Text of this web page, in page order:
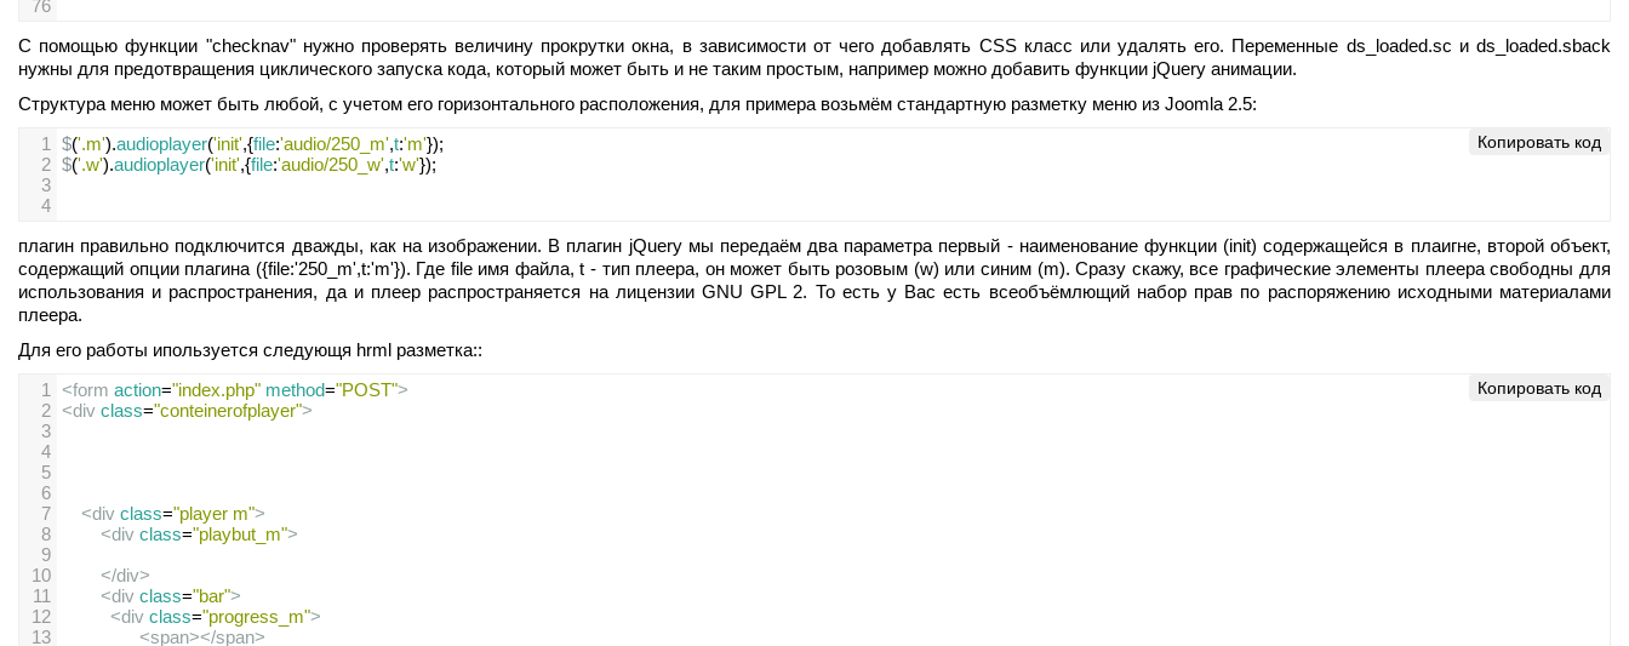
76
С помощью функции "checknav" нужно проверять величину прокрутки окна, в зависимости от чего добавлять CSS класс или удалять его. Переменные ds_loaded.sc и ds_loaded.sback
нужны для предотвращения циклического запуска кода, который может быть и не таким простым, например можно добавить функции jQuery анимации.
Структура меню может быть любой, с учетом его горизонтального расположения, для примера возьмём стандартную разметку меню из Joomla 2.5:
1
$('.m').audioplayer('init',{file:'audio/250_m',t:'m'});
2 $('.w').audioplayer('init',{file:'audio/250_w',t:'w'});
3
4
Копировать код
плагин правильно подключится дважды, как на изображении. В плагин jQuery мы передаём два параметра первый - наименование функции (init) содержащейся в плаигне, второй объект,
содержащий опции плагина ({file:'250_m',t:'m'}). Где file имя файла, t - тип плеера, он может быть розовым (w) или синим (m). Сразу скажу, все графические элементы плеера свободны для
использования и распространения, да и плеер распространяется на лицензии GNU GPL 2. То есть у Вас есть всеобъёмлющий набор прав по распоряжению исходными материалами
плеера.
Для его работы ипользуется следующя hrml разметка::
1
<form action="index.php" method="POST">
2 <div class="conteinerofplayer">
3
4
5
6
7
<div class="player m">
8
<div class="playbut_m">
9
10
</div>
11
<div class="bar">
12
<div class="progress_m">
13
<span></span>
Копировать код